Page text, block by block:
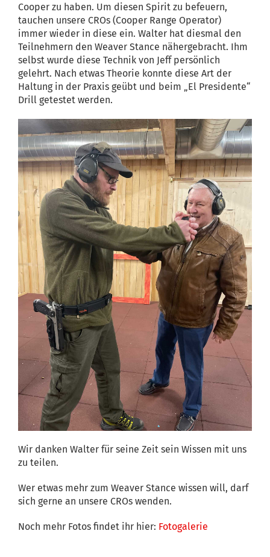
Cooper zu haben. Um diesen Spirit zu befeuern,
tauchen unsere CROs (Cooper Range Operator)
immer wieder in diese ein. Walter hat diesmal den
Teilnehmern den Weaver Stance nähergebracht. Ihm
selbst wurde diese Technik von Jeff persönlich
gelehrt. Nach etwas Theorie konnte diese Art der
Haltung in der Praxis geübt und beim „El Presidente“
Drill getestet werden.
Wir danken Walter für seine Zeit sein Wissen mit uns
zu teilen.
Wer etwas mehr zum Weaver Stance wissen will, darf
sich gerne an unsere CROs wenden.
Noch mehr Fotos findet ihr hier: Fotogalerie